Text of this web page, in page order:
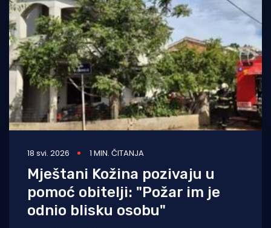
18 svi. 2026 1 MIN. ČITANJA
Mještani Kožina pozivaju u
pomoć obitelji: "Požar im je
odnio blisku osobu"